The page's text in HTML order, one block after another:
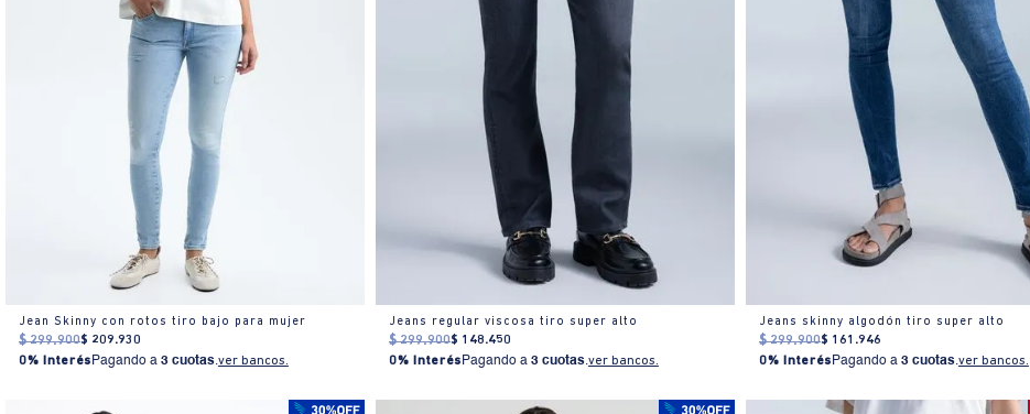
Jean Skinny con rotos tiro bajo para mujer
$ 299.900$ 209.930
0% InterésPagando a 3 cuotas.ver bancos.
Jeans regular viscosa tiro super alto
$ 299.900$ 148.450
0% InterésPagando a 3 cuotas.ver bancos.
Jeans skinny algodón tiro super alto
$ 299.900$ 161 .946
0% InterésPagando a 3 cuotas.ver bancos.